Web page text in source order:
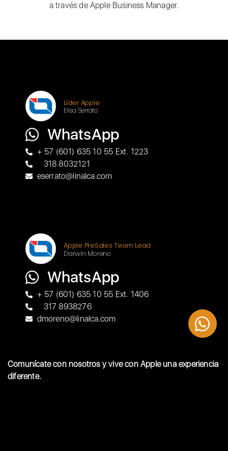
a través de Apple Business Manager.
Líder Apple
Elisa Serrato
WhatsApp
+ 57 (601) 635 10 55 Ext. 1223
318 8032121
eserrato@linalca.com
Apple PreSales Team Lead
Darwin Moreno
WhatsApp
+ 57 (601) 635 10 55 Ext. 1406
317 8938276
dmoreno@linalca.com
Comunícate con nosotros y vive con Apple una experiencia
diferente.